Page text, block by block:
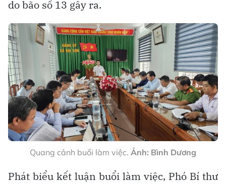
do bão số 13 gây ra.
Quang cảnh buổi làm việc. Ảnh: Bình Dương
Phát biểu kết luận buổi làm việc, Phó Bí thư